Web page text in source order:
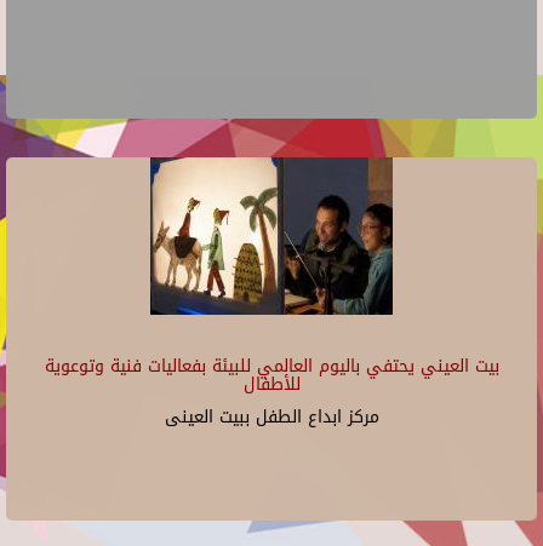
بيت العيني يحتفي باليوم العالمي للبيئة بفعاليات فنية وتوعوية
للأطفال
مركز ابداع الطفل ببيت العينى